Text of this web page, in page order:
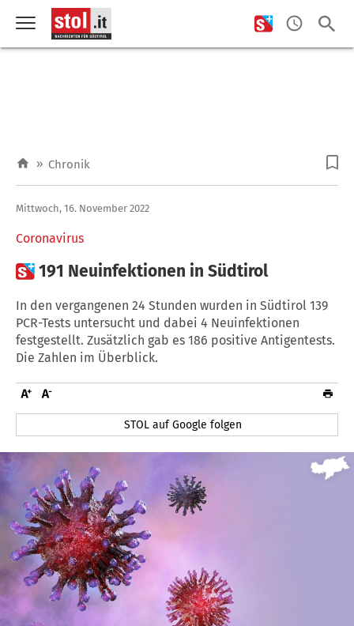
» Chronik
Coronavirus
Mittwoch, 16. November 2022
191 Neuinfektionen in Südtirol
In den vergangenen 24 Stunden wurden in Südtirol 139
PCR-Tests untersucht und dabei 4 Neuinfektionen
festgestellt. Zusätzlich gab es 186 positive Antigentests.
Die Zahlen im Überblick.
STOL auf Google folgen